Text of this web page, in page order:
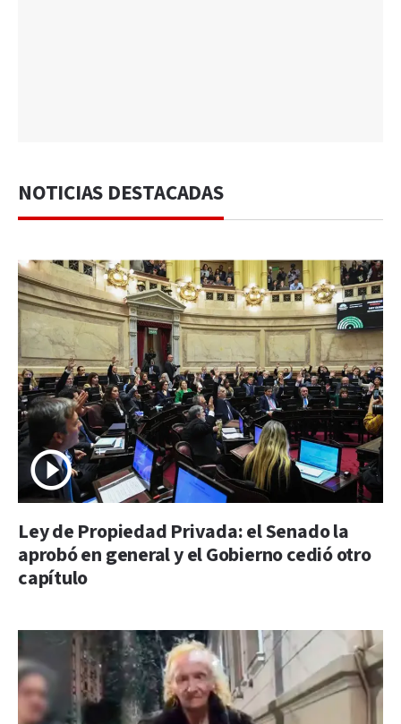
NOTICIAS DESTACADAS
Ley de Propiedad Privada: el Senado la
aprobó en general y el Gobierno cedió otro
capítulo